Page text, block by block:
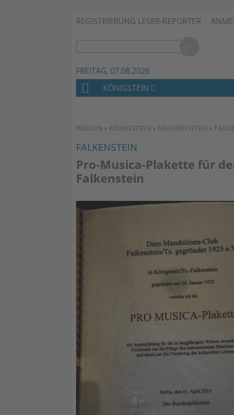
REGISTRIERUNG LESER-REPORTER
FREITAG, 07.08.2026
SIE BEFINDEN SICH HIER:
REGION › KÖNIGSTEIN › NACHRICHTEN ›
FALKENSTEIN
Pro-Musica-Plakette für
Falkenstein
H
M
E
KÖNIGSTEIN